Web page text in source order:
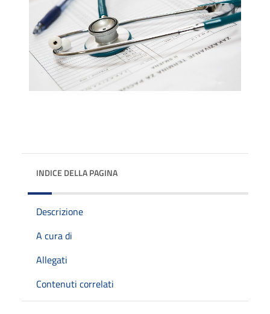
INDICE DELLA PAGINA
Descrizione
A cura di
Allegati
Contenuti correlati